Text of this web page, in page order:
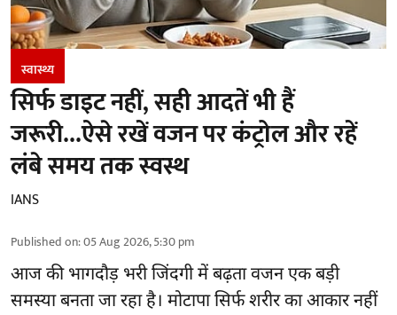
स्वास्थ्य
सिर्फ डाइट नहीं, सही आदतें भी हैं
जरूरी...ऐसे रखें वजन पर कंट्रोल और रहें
लंबे समय तक स्वस्थ
IANS
Published on:05 Aug 2026, 5:30 pm
आज की भागदौड़ भरी जिंदगी में बढ़ता वजन एक बड़ी
समस्या बनता जा रहा है। मोटापा सिर्फ शरीर का आकार नहीं